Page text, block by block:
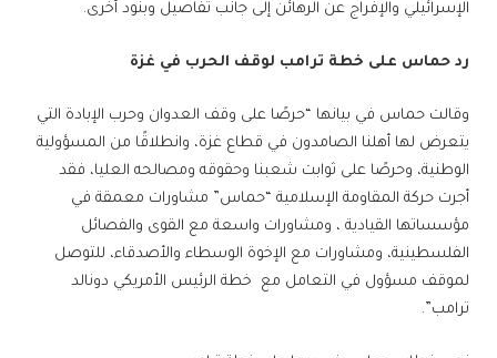
الإسرائيلي والإفراج عن الرهائن إلى جانب تفاصيل وبنود أخرى.
رد حماس على خطة ترامب لوقف الحرب في غزة
وقالت حماس في بيانها “حرصًا على وقف العدوان وحرب الإبادة التي
يتعرض لها أهلنا الصامدون في قطاع غزة، وانطلاقًا من المسؤولية
الوطنية، وحرصًا على ثوابت شعبنا وحقوقه ومصالحه العليا، فقد
أجرت حركة المقاومة الإسلامية “حماس” مشاورات معمقة في
مؤسساتها القيادية ، ومشاورات واسعة مع القوى والفصائل
الفلسطينية، ومشاورات مع الإخوة الوسطاء والأصدقاء، للتوصل
لموقف مسؤول في التعامل مع خطة الرئيس الأمريكي دونالد
ترامب”.